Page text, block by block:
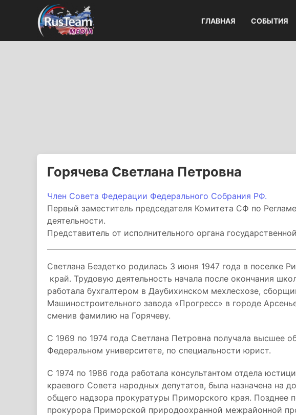
ГЛАВНАЯ СОБЫТИЯ
Горячева Светлана Петровна
Член Совета Федерации Федерального Собрания РФ.
Первый заместитель председателя Комитета СФ по
деятельности.
Представитель от исполнительного органа
Светлана Бездетко родилась 3 июня 1947 года в поселке
край. Трудовую деятельность начала после окончания
работала бухгалтером в Даубихинском мехлесхозе,
Машиностроительного завода «Прогресс» в городе
сменив фамилию на Горячеву.
С 1969 по 1974 года Светлана Петровна получала высшее
Федеральном университете, по специальности юрист.
С 1974 по 1986 года работала консультантом отдела
краевого Совета народных депутатов, была назначена на
общего надзора прокуратуры Приморского края. Позднее
прокурора Приморской природоохранной межрайонной